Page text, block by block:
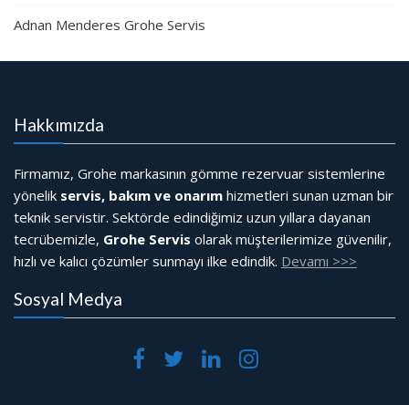
Adnan Menderes Grohe Servis
Hakkımızda
Firmamız, Grohe markasının gömme rezervuar sistemlerine
yönelik servis, bakım ve onarım hizmetleri sunan uzman bir
teknik servistir. Sektörde edindiğimiz uzun yıllara dayanan
tecrübemizle, Grohe Servis olarak müşterilerimize güvenilir,
hızlı ve kalıcı çözümler sunmayı ilke edindik. Devamı >>>
Sosyal Medya